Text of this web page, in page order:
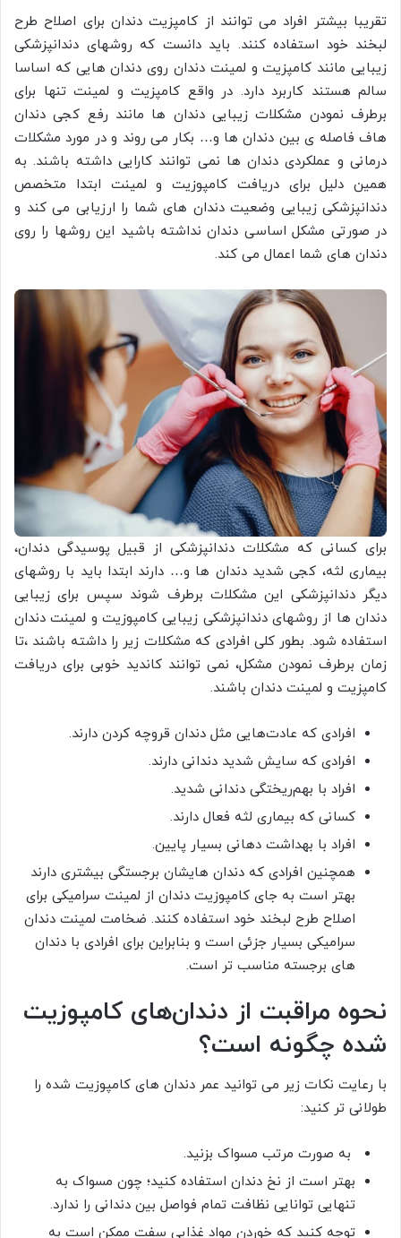
تقریبا بیشتر افراد می توانند از کامپزیت دندان برای اصلاح طرح
لبخند خود استفاده کنند. باید دانست که روشهای دندانپزشکی
زیبایی مانند کامپزیت و لمینت دندان روی دندان هایی که اساسا
سالم هستند کاربرد دارد. در واقع کامپزیت و لمینت تنها برای
برطرف نمودن مشکلات زیبایی دندان ها مانند رفع کجی دندان
هاف فاصله ی بین دندان ها و… بکار می روند و در مورد مشکلات
درمانی و عملکردی دندان ها نمی توانند کارایی داشته باشند. به
همین دلیل برای دریافت کامپوزیت و لمینت ابتدا متخصص
دندانپزشکی زیبایی وضعیت دندان های شما را ارزیابی می کند و
در صورتی مشکل اساسی دندان نداشته باشید این روشها را روی
دندان های شما اعمال می کند.
برای کسانی که مشکلات دندانپزشکی از قبیل پوسیدگی دندان،
بیماری لثه، کجی شدید دندان ها و… دارند ابتدا باید با روشهای
دیگر دندانپزشکی این مشکلات برطرف شوند سپس برای زیبایی
دندان ها از روشهای دندانپزشکی زیبایی کامپوزیت و لمینت دندان
استفاده شود. بطور کلی افرادی که مشکلات زیر را داشته باشند ،تا
زمان برطرف نمودن مشکل، نمی توانند کاندید خوبی برای دریافت
کامپزیت و لمینت دندان باشند.
افرادی که عادت‌هایی مثل دندان قروچه کردن دارند.
افرادی که سایش شدید دندانی دارند.
افراد با بهم‌ریختگی دندانی شدید.
کسانی که بیماری لثه فعال دارند.
افراد با بهداشت دهانی بسیار پایین.
همچنین افرادی که دندان هایشان برجستگی بیشتری دارند
بهتر است به جای کامپوزیت دندان از لمینت سرامیکی برای
اصلاح طرح لبخند خود استفاده کنند. ضخامت لمینت دندان
سرامیکی بسیار جزئی است و بنابراین برای افرادی با دندان
های برجسته مناسب تر است.
نحوه مراقبت از دندان‌های کامپوزیت
شده چگونه است؟
با رعایت نکات زیر می توانید عمر دندان های کامپوزیت شده را
طولانی تر کنید:
به صورت مرتب مسواک بزنید.
بهتر است از نخ دندان استفاده کنید؛ چون مسواک به
تنهایی توانایی نظافت تمام فواصل بین دندانی را ندارد.
توجه کنید که خوردن مواد غذایی سفت ممکن است به